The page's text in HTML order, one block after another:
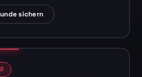
sichern